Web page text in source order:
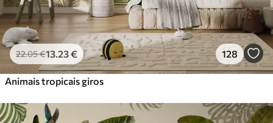
Peel and Stick
81.6749.00€/m²
22.05€13 .23€ 128
Animais tropicais giros